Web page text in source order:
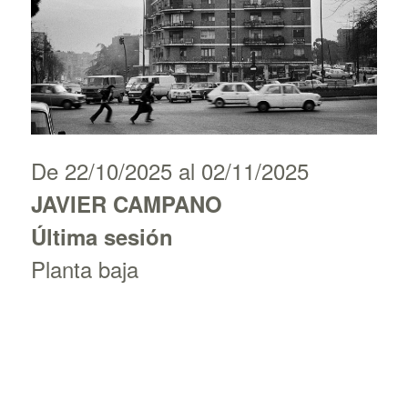
De 22/10/2025 al 02/11/2025
JAVIER CAMPANO
Última sesión
Planta baja